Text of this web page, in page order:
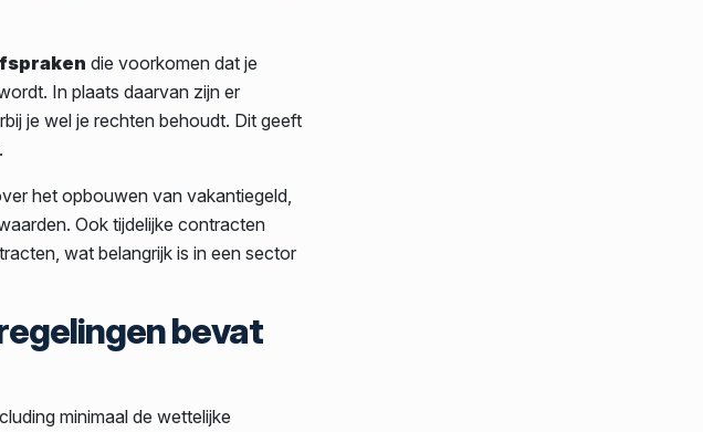
die voorkomen dat je
In plaats daarvan zijn er
je wel je rechten behoudt. Dit geeft
het opbouwen van vakantiegeld,
Ook tijdelijke contracten
wat belangrijk is in een sector
bevat
minimaal de wettelijke